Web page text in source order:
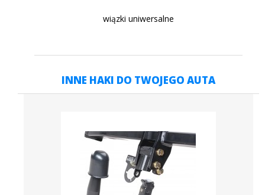
wiązki uniwersalne
INNE HAKI DO TWOJEGO AUTA